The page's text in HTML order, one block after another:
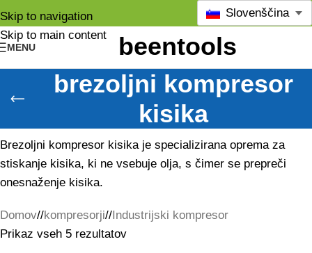
Skip to navigation
Skip to main content
MENU
Slovenščina
brezoljni kompresor
kisika
Brezoljni kompresor kisika je specializirana oprema za
stiskanje kisika, ki ne vsebuje olja, s čimer se prepreči
onesnaženje kisika.
Domov/ kompresorji/ Industrijski kompresor
Prikaz vseh 5 rezultatov